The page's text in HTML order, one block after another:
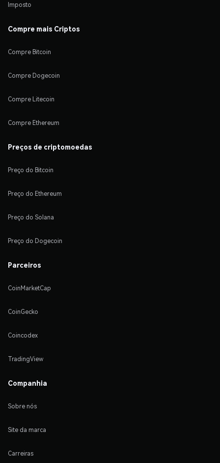
Imposto
Compre mais Criptos
Compre Bitcoin
Compre Dogecoin
Compre Litecoin
Compre Ethereum
Preços de criptomoedas
Preço do Bitcoin
Preço do Ethereum
Preço do Solana
Preço do Dogecoin
Parceiros
CoinMarketCap
CoinGecko
Coincodex
TradingView
Companhia
Sobre nós
Site da marca
Carreiras